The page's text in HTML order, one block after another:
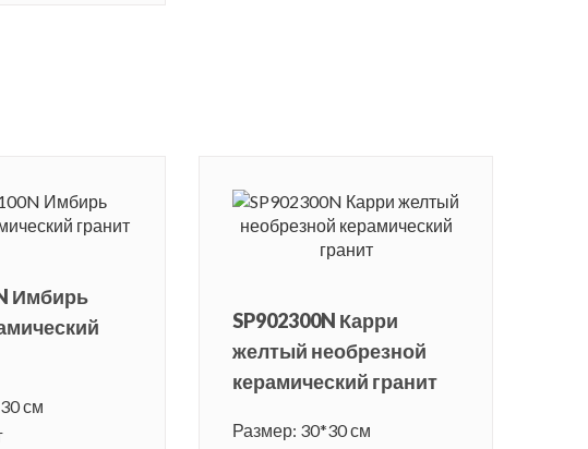
Имбирь
см
SP902300N Карри
желтый необрезной
керамический гранит
Размер: 30*30 см